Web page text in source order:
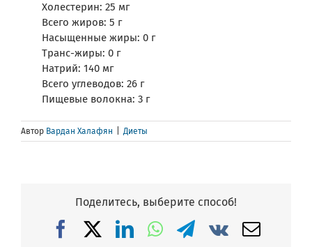
Холестерин: 25 мг
Всего жиров: 5 г
Насыщенные жиры: 0 г
Транс-жиры: 0 г
Натрий: 140 мг
Всего углеводов: 26 г
Пищевые волокна: 3 г
Автор Вардан Халафян Диеты
Поделитесь, выберите способ!
FacebookLinkedIn
WhatsApp
Telegram
Vk Email